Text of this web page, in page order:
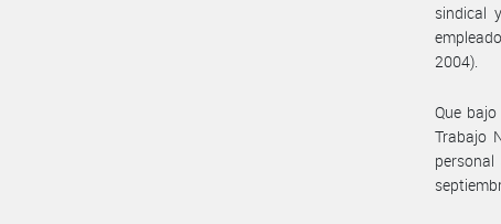
sindical
2004).
Que
Trabajo